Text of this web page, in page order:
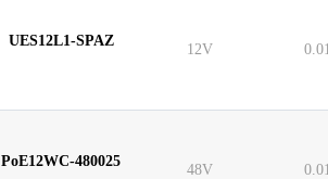
UES12L1-SPAZ
12V
PoE12WC-480025
48V